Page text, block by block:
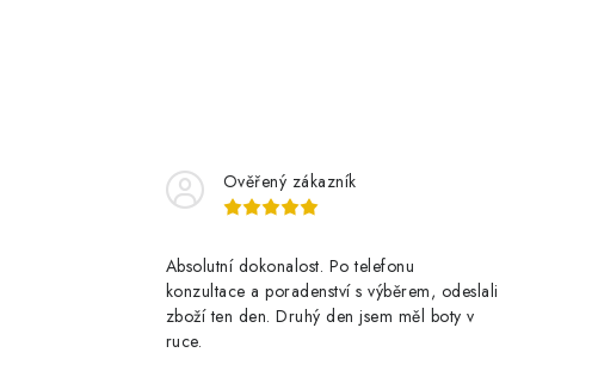
Ověřený zákazník
Absolutní dokonalost. Po telefonu
konzultace a poradenství s výběrem, odeslali
zboží ten den. Druhý den jsem měl boty v
ruce.